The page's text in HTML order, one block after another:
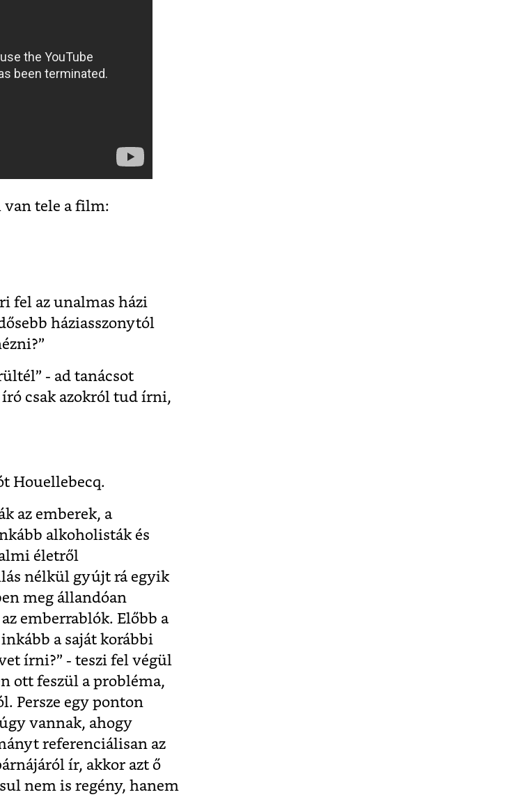
van tele a film:
fel az unalmas házi
háziasszonytól
- ad tanácsot
író csak azokról tud írni,
Houellebecq.
az emberek, a
alkoholisták és
életről
nélkül gyújt rá egyik
meg állandóan
emberrablók. Előbb a
a saját korábbi
írni?” - teszi fel végül
ott feszül a probléma,
Persze egy ponton
vannak, ahogy
referenciálisan az
ír, akkor azt ő
nem is regény, hanem